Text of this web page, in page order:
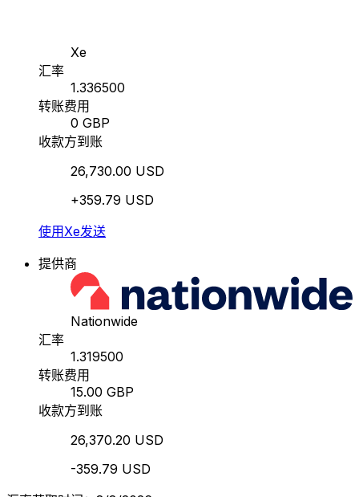
Xe
汇率
1.336500
转账费用
0 GBP
收款方到账
26,730.00 USD
+359.79 USD
使用Xe发送
提供商
Nationwide
汇率
1.319500
转账费用
15.00 GBP
收款方到账
26,370.20 USD
-359.79 USD